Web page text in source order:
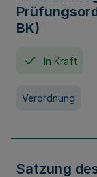
BK)
In Kraft
Verordnung
Satzung